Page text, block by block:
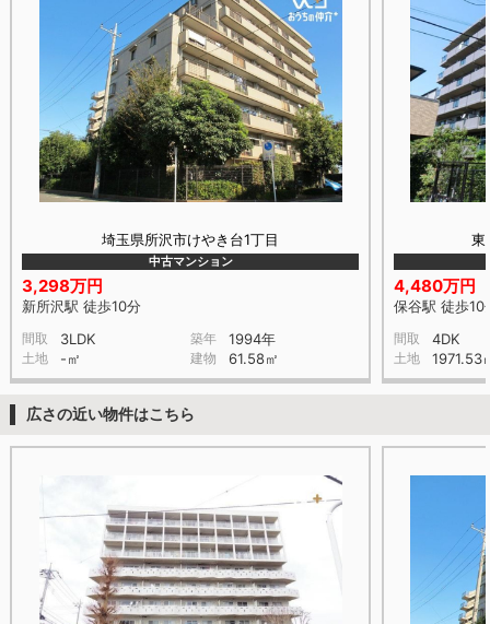
埼玉県所沢市けやき台1丁目
中古マンション
3,298万円
新所沢駅 徒歩10分
間取 3LDK 築年 1994年
土地 -㎡ 建物 61.58㎡
東
4,480万円
保谷駅 徒歩10
間取 4DK
土地 1971.53
広さの近い物件はこちら